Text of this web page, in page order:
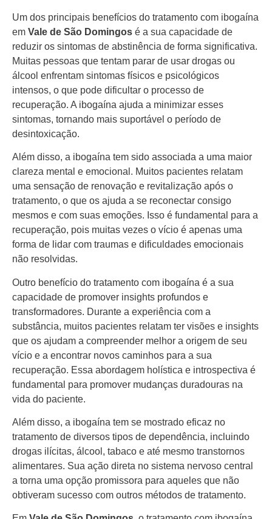
Um dos principais benefícios do tratamento com ibogaína
em Vale de São Domingos é a sua capacidade de
reduzir os sintomas de abstinência de forma significativa.
Muitas pessoas que tentam parar de usar drogas ou
álcool enfrentam sintomas físicos e psicológicos
intensos, o que pode dificultar o processo de
recuperação. A ibogaína ajuda a minimizar esses
sintomas, tornando mais suportável o período de
desintoxicação.
Além disso, a ibogaína tem sido associada a uma maior
clareza mental e emocional. Muitos pacientes relatam
uma sensação de renovação e revitalização após o
tratamento, o que os ajuda a se reconectar consigo
mesmos e com suas emoções. Isso é fundamental para a
recuperação, pois muitas vezes o vício é apenas uma
forma de lidar com traumas e dificuldades emocionais
não resolvidas.
Outro benefício do tratamento com ibogaína é a sua
capacidade de promover insights profundos e
transformadores. Durante a experiência com a
substância, muitos pacientes relatam ter visões e insights
que os ajudam a compreender melhor a origem de seu
vício e a encontrar novos caminhos para a sua
recuperação. Essa abordagem holística e introspectiva é
fundamental para promover mudanças duradouras na
vida do paciente.
Além disso, a ibogaína tem se mostrado eficaz no
tratamento de diversos tipos de dependência, incluindo
drogas ilícitas, álcool, tabaco e até mesmo transtornos
alimentares. Sua ação direta no sistema nervoso central
a torna uma opção promissora para aqueles que não
obtiveram sucesso com outros métodos de tratamento.